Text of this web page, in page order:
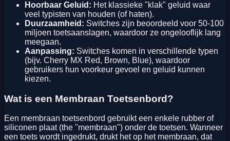
Hoorbaar Geluid: Het klassieke "klak" geluid waar
veel typisten van houden (of haten).
Duurzaamheid: Switches zijn beoordeeld voor 50-100
miljoen toetsaanslagen, waardoor ze ongelooflijk lang
meegaan.
Aanpassing: Switches komen in verschillende typen
(bijv. Cherry MX Red, Brown, Blue), waardoor
gebruikers hun voorkeur gevoel en geluid kunnen
kiezen.
Wat is een Membraan Toetsenbord?
Een membraan toetsenbord gebruikt een enkele rubber of
siliconen plaat (the "membraan") onder de toetsen. Wanneer
een toets wordt ingedrukt, drukt het op het membraan, dat